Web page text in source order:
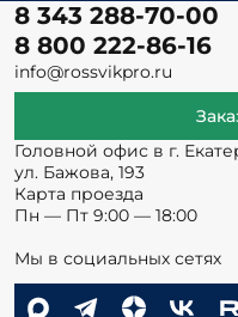
8 343 288-70-00
8 800 222-86-16
info@rossvikpro.ru
Головной офис в г.
ул. Бажова, 193
Карта проезда
Пн — Пт 9:00 — 18:00
Мы в социальных сетях